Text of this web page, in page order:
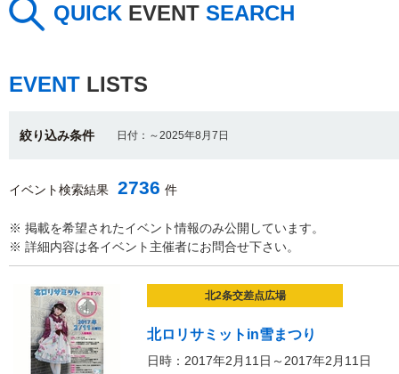
QUICK EVENT SEARCH
EVENT LISTS
絞り込み条件 日付：～2025年8月7日
イベント検索結果 2736 件
※ 掲載を希望されたイベント情報のみ公開しています。
※ 詳細内容は各イベント主催者にお問合せ下さい。
北2条交差点広場
北ロリサミットin雪まつり
日時：2017年2月11日～2017年2月11日